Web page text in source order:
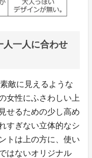
人一人に合わせ
敵に見えるような
女性にふさわしい上
せるための少し高め
すぎない立体的なシ
トは上の方に、使い
はないオリジナル